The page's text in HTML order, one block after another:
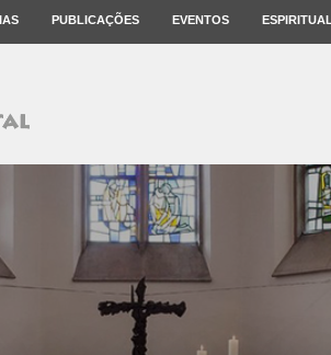
PUBLICAÇÕES EVENTOS